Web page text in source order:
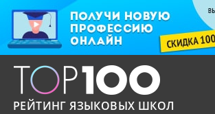
РЕЙТИНГ ЯЗЫКОВЫХ ШКОЛ